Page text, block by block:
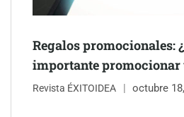
Regalos promocionales:
importante promocionar
Revista ÉXITOIDEA octubre